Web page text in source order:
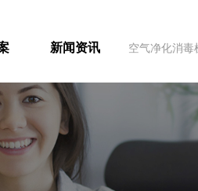
新闻资讯